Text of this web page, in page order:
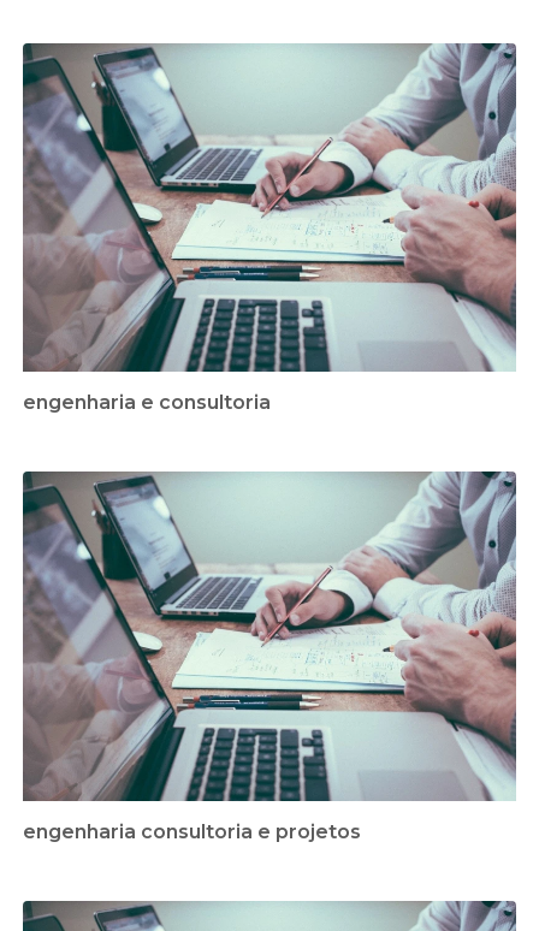
engenharia e consultoria
engenharia consultoria e projetos